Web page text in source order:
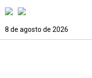
8 de agosto de 2026